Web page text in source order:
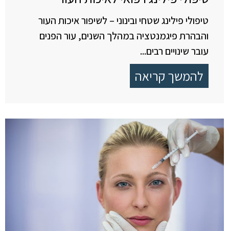
טיפולי פילינג שטחי ובינוני – לשיפור איכות העור
והבהרת פיגמנטציה במהלך השנים, עור הפנים
עובר שינויים רבים...
להמשך קריאה